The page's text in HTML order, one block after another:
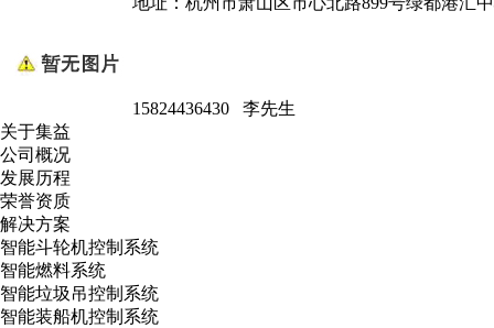
15824436430 李先生
关于集益
公司概况
发展历程
荣誉资质
解决方案
智能斗轮机控制系统
智能燃料系统
智能垃圾吊控制系统
智能装船机控制系统